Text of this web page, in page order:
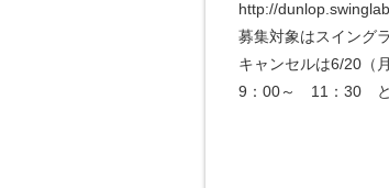
http://
募集対象はスイング
キャンセルは6/20（
9：00～ 11：30 と